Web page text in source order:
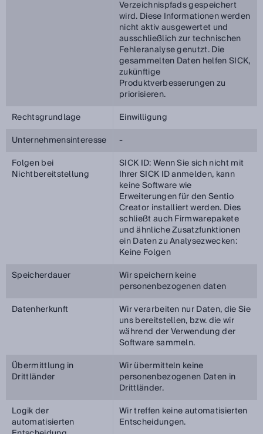
Verzeichnispfads gespeichert
wird. Diese Informationen werden
nicht aktiv ausgewertet und
ausschließlich zur technischen
Fehleranalyse genutzt. Die
gesammelten Daten helfen SICK,
zukünftige
Produktverbesserungen zu
priorisieren.
Rechtsgrundlage
Einwilligung
Unternehmensinteresse
-
Folgen bei
Nichtbereitstellung
SICK ID: Wenn Sie sich nicht mit
Ihrer SICK ID anmelden, kann
keine Software wie
Erweiterungen für den Sentio
Creator installiert werden. Dies
schließt auch Firmwarepakete
und ähnliche Zusatzfunktionen
ein Daten zu Analysezwecken:
Keine Folgen
Speicherdauer
Wir speichern keine
personenbezogenen daten
Datenherkunft
Wir verarbeiten nur Daten, die Sie
uns bereitstellen, bzw. die wir
während der Verwendung der
Software sammeln.
Übermittlung in
Drittländer
Wir übermitteln keine
personenbezogenen Daten in
Drittländer.
Logik der
automatisierten
Wir treffen keine automatisierten
Entscheidungen.